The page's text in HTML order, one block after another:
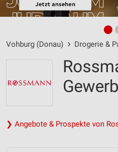
Vohburg (Donau) Drogerie &
❯ Angebote & Prospekte von